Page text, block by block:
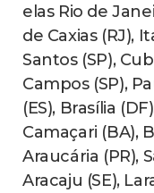
elas Rio de
de Caxias (RJ),
Santos (SP),
Campos (SP),
(ES), Brasília
Camaçari (BA),
Araucária (PR),
Aracaju (SE),